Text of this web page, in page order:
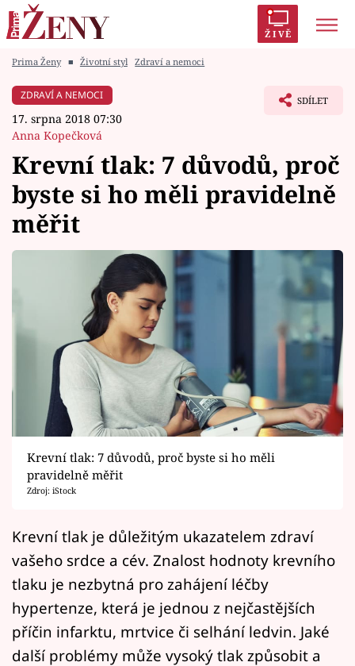
ŽIVĚ
Módní alarm
Zrádci
Témata
Celebrity
Horoskopy
Sledujte prima+
Filmový festival Karlovy Vary
Pořady
Přihlášení
Sledujte nás
Prima Ženy ■ Životní styl Zdraví a nemoci
ZDRAVÍ A NEMOCI
17. srpna 2018 07:30
Anna Kopečková
SDÍLET
Krevní tlak: 7 důvodů, proč
byste si ho měli pravidelně
měřit
Krevní tlak: 7 důvodů, proč byste si ho měli
pravidelně měřit
Zdroj: iStock
Krevní tlak je důležitým ukazatelem zdraví
vašeho srdce a cév. Znalost hodnoty krevního
tlaku je nezbytná pro zahájení léčby
hypertenze, která je jednou z nejčastějších
příčin infarktu, mrtvice či selhání ledvin. Jaké
další problémy může vysoký tlak způsobit a